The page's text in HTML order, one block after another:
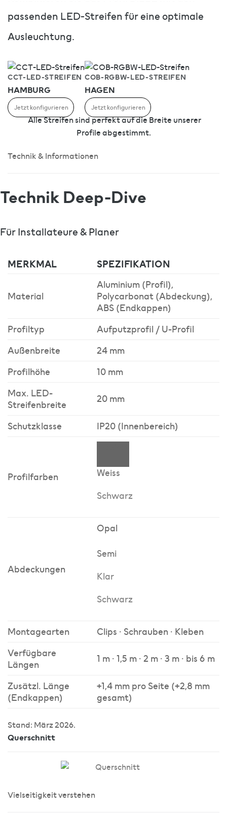
passenden LED-Streifen für eine optimale
Ausleuchtung.
CCT-LED-STREIFEN
HAMBURG
Jetzt konfigurieren
COB-RGBW-LED-STREIFEN
HAGEN
Jetzt konfigurieren
Alle Streifen sind perfekt auf die Breite unserer
Profile abgestimmt.
Technik & Informationen
Technik Deep-Dive
Für Installateure & Planer
MERKMAL SPEZIFIKATION
Material
Aluminium (Profil),
Polycarbonat (Abdeckung),
ABS (Endkappen)
Profiltyp
Aufputzprofil / U-Profil
Außenbreite
24 mm
Profilhöhe
10 mm
Max. LED-
Streifenbreite
20 mm
Schutzklasse IP20 (Innenbereich)
Profilfarben
Weiss
Schwarz
Abdeckungen
Opal
Semi
Klar
Schwarz
Montagearten
Clips · Schrauben · Kleben
Verfügbare
Längen
1 m · 1,5 m · 2 m · 3 m · bis 6 m
Zusätzl. Länge
(Endkappen)
+1,4 mm pro Seite (+2,8 mm
gesamt)
Stand: März 2026.
Querschnitt
Vielseitigkeit verstehen